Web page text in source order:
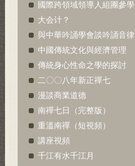
國際跨領域領導人組團參學
大会计？
與中華吟誦學會談吟誦音律
中國傳統文化與經濟管理
傳統身心性命之學的探討
二〇〇八年新正禪七
漫談商業道德
南禪七日（完整版）
重溫南禪（短視頻）
講座視頻
千江有水千江月